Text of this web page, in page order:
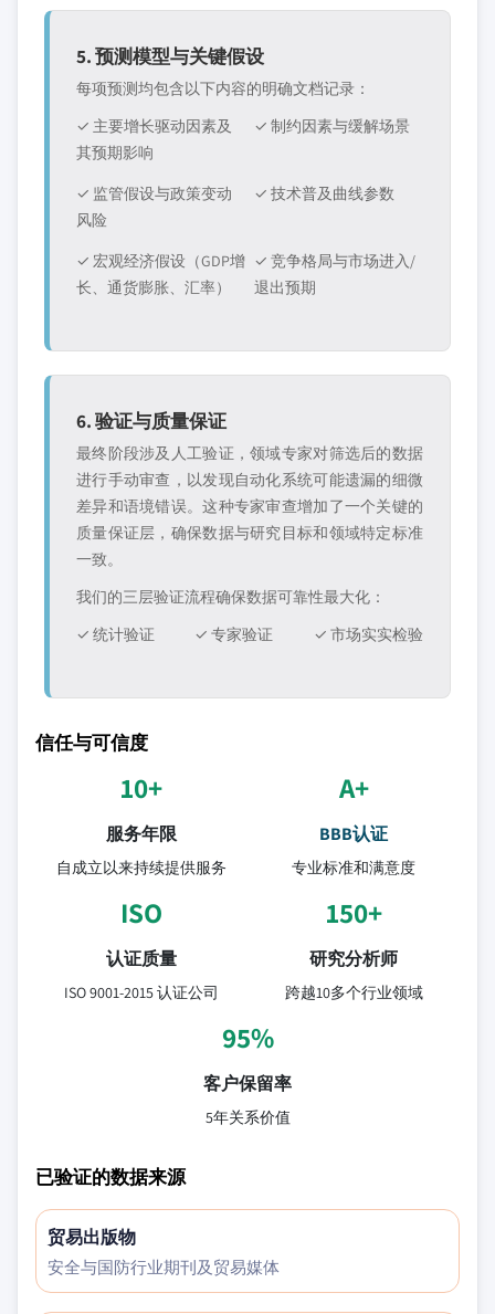
5. 预测模型与关键假设
每项预测均包含以下内容的明确文档记录：
✓ 主要增长驱动因素及
其预期影响
✓ 制约因素与缓解场景
✓ 监管假设与政策变动
风险
✓ 技术普及曲线参数
✓ 宏观经济假设（GDP增
长、通货膨胀、汇率）
✓ 竞争格局与市场进入/
退出预期
6. 验证与质量保证
最终阶段涉及人工验证，领域专家对筛选后的数据
进行手动审查，以发现自动化系统可能遗漏的细微
差异和语境错误。这种专家审查增加了一个关键的
质量保证层，确保数据与研究目标和领域特定标准
一致。
我们的三层验证流程确保数据可靠性最大化：
✓ 统计验证
✓ 专家验证 ✓ 市场实实检验
信任与可信度
10+
服务年限
自成立以来持续提供服务
A+
BBB认证
专业标准和满意度
ISO
认证质量
ISO 9001-2015 认证公司
150+
研究分析师
跨越10多个行业领域
95%
客户保留率
5年关系价值
已验证的数据来源
贸易出版物
安全与国防行业期刊及贸易媒体